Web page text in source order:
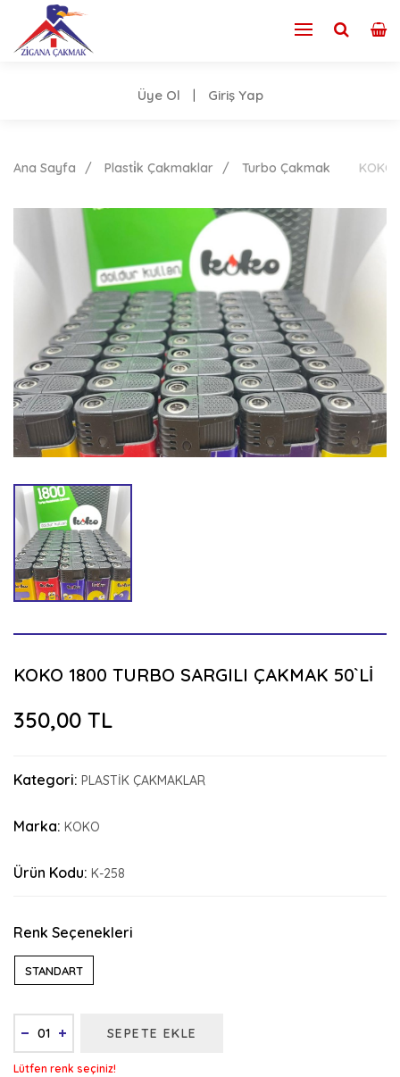
Üye Ol Giriş Yap
Ana Sayfa Plasti̇k Çakmaklar Turbo Çakmak KOKO
KOKO 1800 TURBO SARGILI ÇAKMAK 50`Lİ
350,00 TL
Kategori: PLASTİK ÇAKMAKLAR
Marka: KOKO
Ürün Kodu: K-258
Renk Seçenekleri
STANDART
SEPETE EKLE
Lütfen renk seçiniz!